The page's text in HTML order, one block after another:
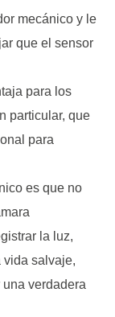
mecánico y le
que el sensor
para los
particular, que
para
es que no
la luz,
vida salvaje,
verdadera